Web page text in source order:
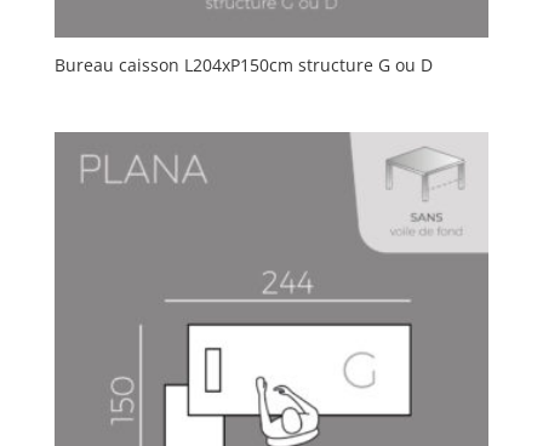
Bureau caisson L204xP150cm structure G ou D